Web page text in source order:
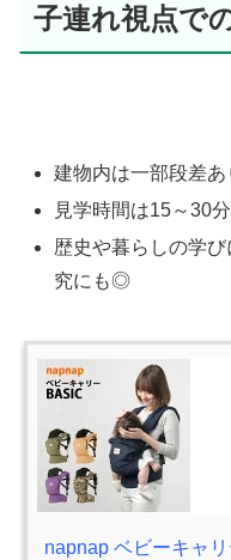
子連れ視点で
建物内は一部段差
見学時間は15～30
歴史や暮らしの学
究にも◎
napnap ベビーキャ